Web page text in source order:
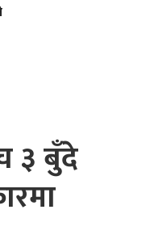
३ बुँदे